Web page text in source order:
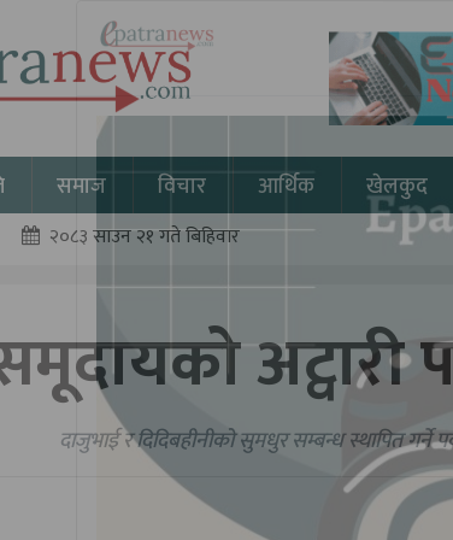
समाज विचार आर्थिक खेलकुद
२०८३ साउन २१ गते बिहिवार
अट्वारी
सुमधुर सम्बन्ध स्थापित गर्ने पर्व